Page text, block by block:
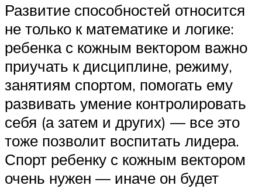
Развитие способностей относится
не только к математике и логике:
ребенка с кожным вектором важно
приучать к дисциплине, режиму,
занятиям спортом, помогать ему
развивать умение контролировать
себя (а затем и других) ― все это
тоже позволит воспитать лидера.
Спорт ребенку с кожным вектором
очень нужен ― иначе он будет